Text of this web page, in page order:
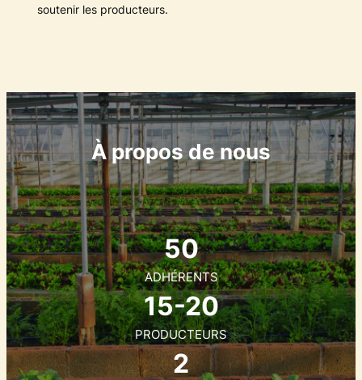
soutenir les producteurs.
À propos de nous
50
ADHÉRENTS
15-20
PRODUCTEURS
2